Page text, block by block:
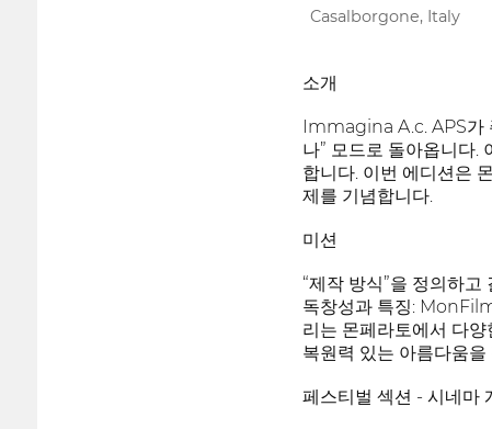
Casalborgone, Italy
소개
Immagina A.c. APS가
나” 모드로 돌아옵니다.
합니다. 이번 에디션은
제를 기념합니다.
미션
“제작 방식”을 정의하
독창성과 특징:
리는 몬페라토에서 다
복원력 있는 아름다움
페스티벌 섹션 - 시네마